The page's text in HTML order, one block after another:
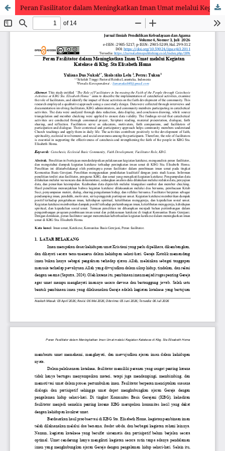
Peran Fasilitator dalam Meningkatkan Iman Umat melalui Kegiatan Katekese di Kbg. Sta Elisabeth Homa